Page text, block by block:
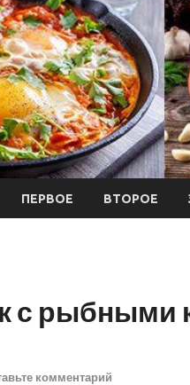
ПЕРВОЕ ВТОРОЕ
с рыбными
комментарий